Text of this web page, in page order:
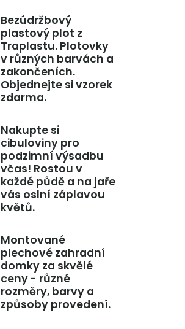
Bezúdržbový
plastový plot z
Traplastu. Plotovky
v různých barvách a
zakončeních.
Objednejte si vzorek
zdarma.
Nakupte si
cibuloviny pro
podzimní výsadbu
včas! Rostou v
každé půdě a na jaře
vás oslní záplavou
květů.
Montované
plechové zahradní
domky za skvělé
ceny - různé
rozměry, barvy a
způsoby provedení.